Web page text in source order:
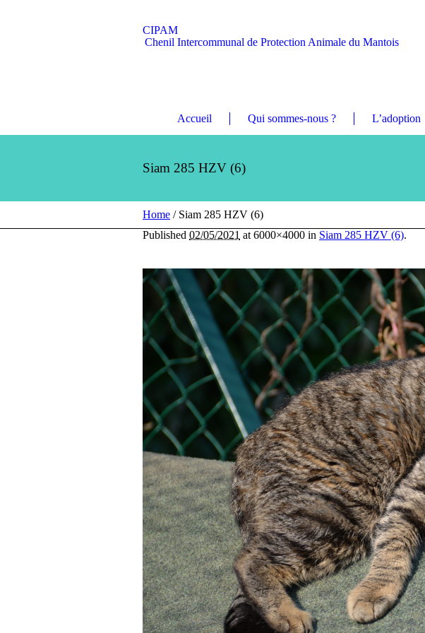
CIPAM
Chenil Intercommunal de Protection Animale du Mantois
Accueil Qui sommes-nous ? L’adoption
Siam 285 HZV (6)
Home / Siam 285 HZV (6)
Published 02/05/2021 at 6000×4000 in Siam 285 HZV (6).